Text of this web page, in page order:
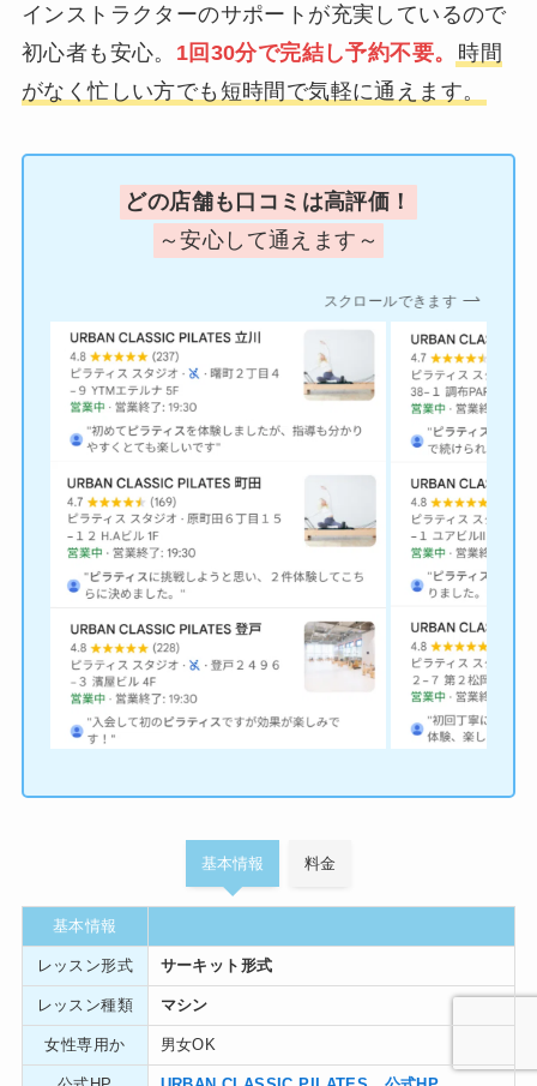
インストラクターのサポートが充実しているので
初心者も安心。 1回30分で完結し予約不要。
時間
がなく忙しい方でも短時間で気軽に通えます。
どの店舗も口コミは高評価！
～安心して通えます～
スクロールできます
基本情報 料金
基本情報
レッスン形式 サーキット形式
レッスン種類 マシン
女性専用か 男女OK